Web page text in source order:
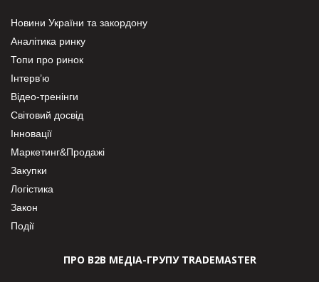
Новини України та закордону
Аналітика ринку
Топи про ринок
Інтерв’ю
Відео-тренінги
Світовий досвід
Інновації
Маркетинг&Продажі
Закупки
Логістика
Закон
Події
ПРО В2В МЕДІА-ГРУПУ TRADEMASTER